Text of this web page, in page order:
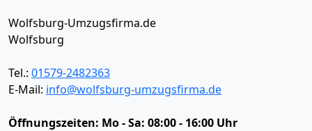
Wolfsburg-Umzugsfirma.de
Wolfsburg
Tel.: 01579-2482363
E-Mail: info@wolfsburg-umzugsfirma.de
Öffnungszeiten: Mo - Sa: 08:00 - 16:00 Uhr